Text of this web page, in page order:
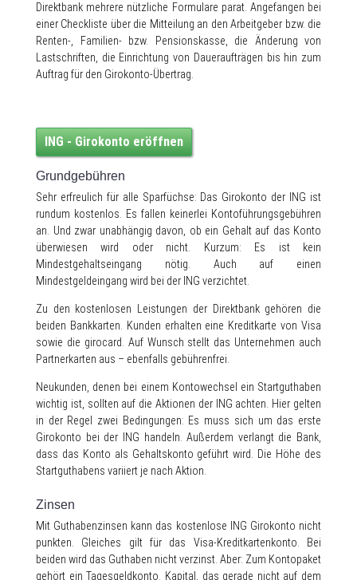
Direktbank mehrere nützliche Formulare parat. Angefangen bei
einer Checkliste über die Mitteilung an den Arbeitgeber bzw. die
Renten-, Familien- bzw. Pensionskasse, die Änderung von
Lastschriften, die Einrichtung von Daueraufträgen bis hin zum
Auftrag für den Girokonto-Übertrag.
ING - Girokonto eröffnen
Grundgebühren
Sehr erfreulich für alle Sparfüchse: Das Girokonto der ING ist
rundum kostenlos. Es fallen keinerlei Kontoführungsgebühren
an. Und zwar unabhängig davon, ob ein Gehalt auf das Konto
überwiesen wird oder nicht. Kurzum: Es ist kein
Mindestgehaltseingang nötig. Auch auf einen
Mindestgeldeingang wird bei der ING verzichtet.
Zu den kostenlosen Leistungen der Direktbank gehören die
beiden Bankkarten. Kunden erhalten eine Kreditkarte von Visa
sowie die girocard. Auf Wunsch stellt das Unternehmen auch
Partnerkarten aus – ebenfalls gebührenfrei.
Neukunden, denen bei einem Kontowechsel ein Startguthaben
wichtig ist, sollten auf die Aktionen der ING achten. Hier gelten
in der Regel zwei Bedingungen: Es muss sich um das erste
Girokonto bei der ING handeln. Außerdem verlangt die Bank,
dass das Konto als Gehaltskonto geführt wird. Die Höhe des
Startguthabens variiert je nach Aktion.
Zinsen
Mit Guthabenzinsen kann das kostenlose ING Girokonto nicht
punkten. Gleiches gilt für das Visa-Kreditkartenkonto. Bei
beiden wird das Guthaben nicht verzinst. Aber: Zum Kontopaket
gehört ein Tagesgeldkonto. Kapital, das gerade nicht auf dem